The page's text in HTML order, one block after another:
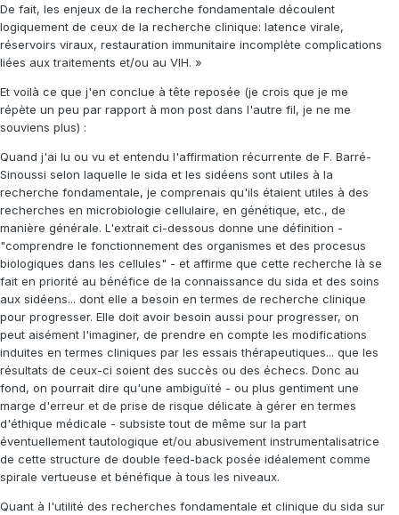
De fait, les enjeux de la recherche fondamentale découlent
logiquement de ceux de la recherche clinique: latence virale,
réservoirs viraux, restauration immunitaire incomplète complications
liées aux traitements et/ou au VIH. »
Et voilà ce que j'en conclue à tête reposée (je crois que je me
répète un peu par rapport à mon post dans l'autre fil, je ne me
souviens plus) :
Quand j'ai lu ou vu et entendu l'affirmation récurrente de F. Barré-
Sinoussi selon laquelle le sida et les sidéens sont utiles à la
recherche fondamentale, je comprenais qu'ils étaient utiles à des
recherches en microbiologie cellulaire, en génétique, etc., de
manière générale. L'extrait ci-dessous donne une définition -
"comprendre le fonctionnement des organismes et des procesus
biologiques dans les cellules" - et affirme que cette recherche là se
fait en priorité au bénéfice de la connaissance du sida et des soins
aux sidéens... dont elle a besoin en termes de recherche clinique
pour progresser. Elle doit avoir besoin aussi pour progresser, on
peut aisément l'imaginer, de prendre en compte les modifications
induites en termes cliniques par les essais thérapeutiques... que les
résultats de ceux-ci soient des succès ou des échecs. Donc au
fond, on pourrait dire qu'une ambiguïté - ou plus gentiment une
marge d'erreur et de prise de risque délicate à gérer en termes
d'éthique médicale - subsiste tout de même sur la part
éventuellement tautologique et/ou abusivement instrumentalisatrice
de cette structure de double feed-back posée idéalement comme
spirale vertueuse et bénéfique à tous les niveaux.
Quant à l'utilité des recherches fondamentale et clinique du sida sur